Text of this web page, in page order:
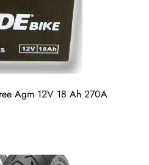
Agm 12V 18 Ah 270A